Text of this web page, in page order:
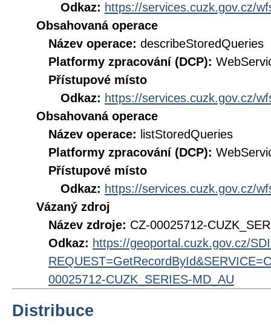
Odkaz: https://services.cuzk.gov.cz/
Obsahovaná operace
Název operace: describeStoredQueries
Platformy zpracování (DCP):
Přístupové místo
Odkaz: https://services.cuzk.gov.cz/
Obsahovaná operace
Název operace: listStoredQueries
Platformy zpracování (DCP):
Přístupové místo
Odkaz: https://services.cuzk.gov.cz/
Vázaný zdroj
Název zdroje: CZ-00025712-
Odkaz: https://geoportal.cuzk.gov.cz/
00025712-CUZK_SERIES-MD_AU
Distribuce